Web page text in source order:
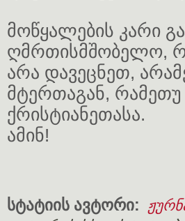
მოწყალების კარი
ღმრთისმშობელო,
არა დავეცნეთ,
მტერთაგან, რამეთუ
ქრისტიანეთასა.
ამინ!
სტატიის ავტორი: